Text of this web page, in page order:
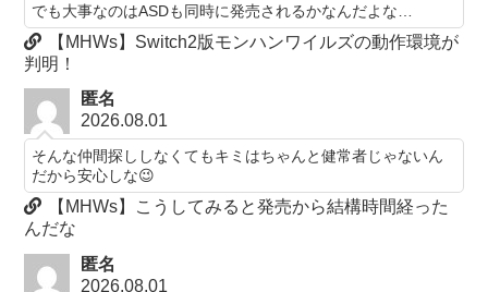
でも大事なのはASDも同時に発売されるかなんだよな…
【MHWs】Switch2版モンハンワイルズの動作環境が
判明！
匿名
2026.08.01
そんな仲間探ししなくてもキミはちゃんと健常者じゃないん
だから安心しな😉
【MHWs】こうしてみると発売から結構時間経った
んだな
匿名
2026.08.01